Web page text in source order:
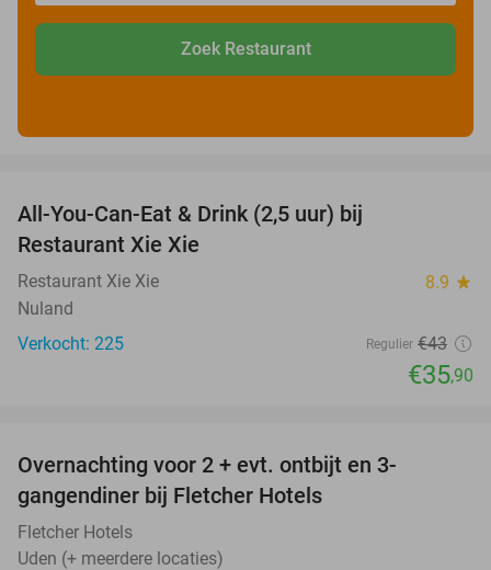
Zoek Restaurant
All-You-Can-Eat & Drink (2,5 uur) bij
Restaurant Xie Xie
Restaurant Xie Xie 8.9 star
Nuland
Verkocht: 225
Regulier €43
€35,90
Overnachting voor 2 + evt. ontbijt en 3-
gangendiner bij Fletcher Hotels
Fletcher Hotels
Uden (+ meerdere locaties)